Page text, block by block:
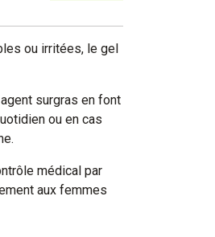
ou irritées, le gel
surgras en font
ou en cas
médical par
aux femmes